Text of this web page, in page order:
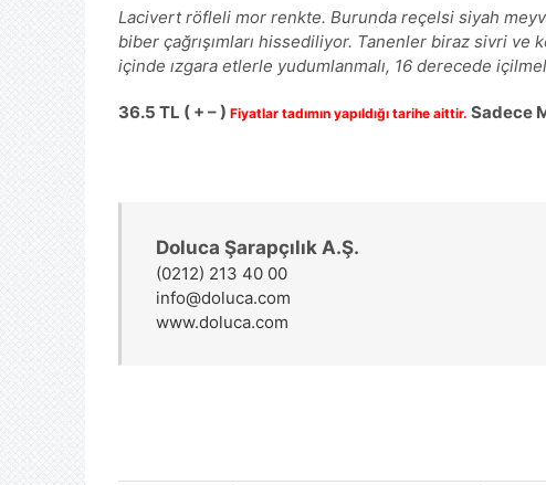
Lacivert röfleli mor renkte. Burunda reçelsi siyah
biber çağrışımları hissediliyor. Tanenler biraz sivri ve
içinde ızgara etlerle yudumlanmalı, 16 derecede
36.5 TL ( + – ) Fiyatlar tadımın yapıldığı tarihe aittir. Sadece
Doluca Şarapçılık A.Ş.
(0212) 213 40 00
info@doluca.com
www.doluca.com